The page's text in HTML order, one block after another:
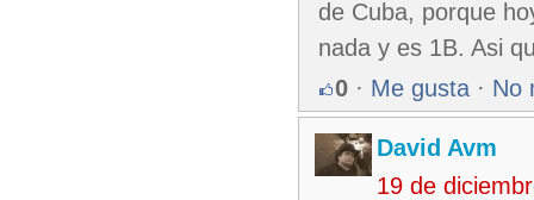
de Cuba, porque
nada y es 1B. Asi
0 · Me gusta · No
David Avm
19 de